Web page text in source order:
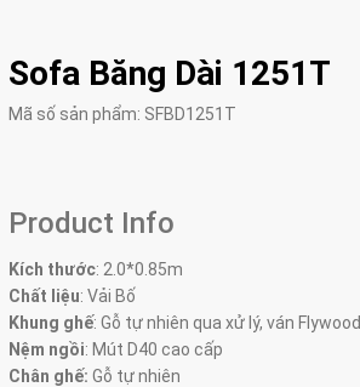
Sofa Băng Dài 1251T
Mã số sản phẩm: SFBD1251T
Product Info
Kích thước: 2.0*0.85m
Chất liệu: Vải Bố
Khung ghế: Gỗ tự nhiên qua xử lý, ván Flywood
Nệm ngồi: Mút D40 cao cấp
Chân ghế: Gỗ tự nhiên